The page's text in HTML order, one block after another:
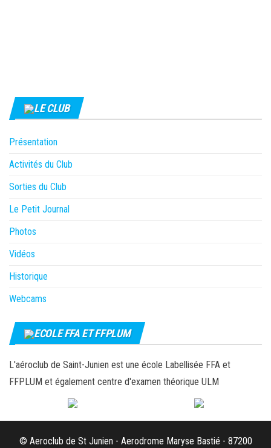
LE CLUB
Présentation
Activités du Club
Sorties du Club
Le Petit Journal
Photos
Vidéos
Historique
Webcams
ECOLE FFA ET FFPLUM
L'aéroclub de Saint-Junien est une école Labellisée FFA et
FFPLUM et également centre d'examen théorique ULM
© Aeroclub de St Junien - Aerodrome Maryse Bastié - 87200